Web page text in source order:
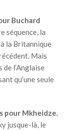
Buchard
séquence, la
la Britannique
Mais
de l’Anglaise
qu’une seule
pour Mkheidze.
jusque-là, le